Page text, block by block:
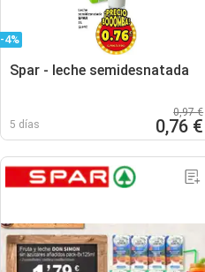
-4%
Spar - leche semidesnatada
5 días
0,97 €
0,76 €